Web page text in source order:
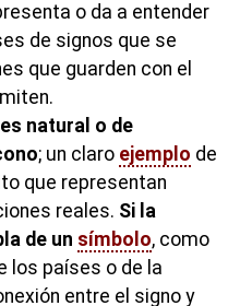
o da a entender
de signos que se
que guarden con el
natural o de
; un claro ejemplo de
que representan
reales. Si la
de un símbolo, como
los países o de la
entre el signo y